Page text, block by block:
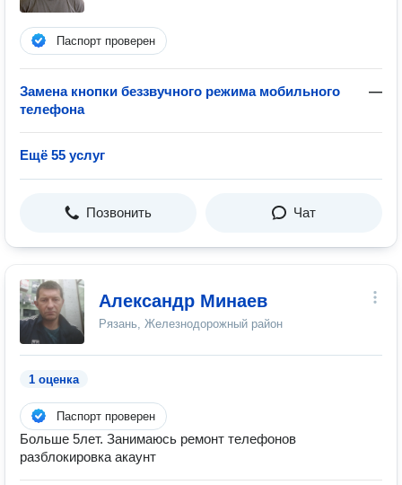
Паспорт проверен
Замена кнопки беззвучного режима мобильного
телефона
—
Ещё 55 услуг
Позвонить Чат
Александр Минаев
Рязань, Железнодорожный район
1 оценка
Паспорт проверен
Больше 5лет. Занимаюсь ремонт телефонов
разблокировка акаунт